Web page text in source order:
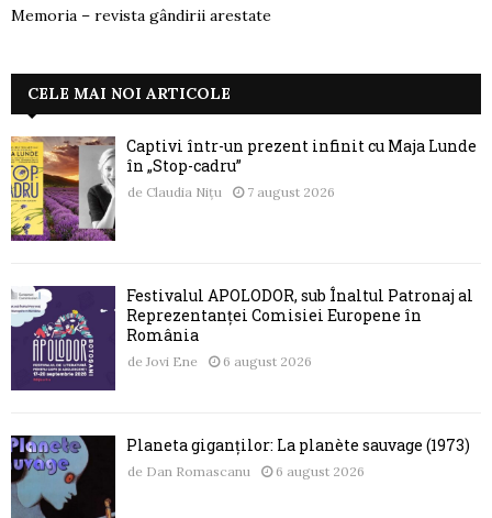
Memoria – revista gândirii arestate
CELE MAI NOI ARTICOLE
Captivi într-un prezent infinit cu Maja Lunde
în „Stop-cadru”
de Claudia Nițu 7 august 2026
Festivalul APOLODOR, sub Înaltul Patronaj al
Reprezentanței Comisiei Europene în
România
de Jovi Ene 6 august 2026
Planeta giganților: La planète sauvage (1973)
de Dan Romascanu 6 august 2026